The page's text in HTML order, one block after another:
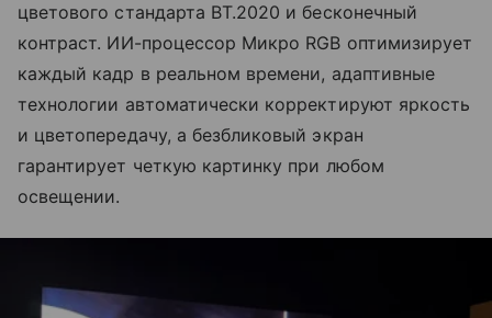
цветового стандарта BT.2020 и бесконечный
контраст. ИИ-процессор Микро RGB оптимизирует
каждый кадр в реальном времени, адаптивные
технологии автоматически корректируют яркость
и цветопередачу, а безбликовый экран
гарантирует четкую картинку при любом
освещении.